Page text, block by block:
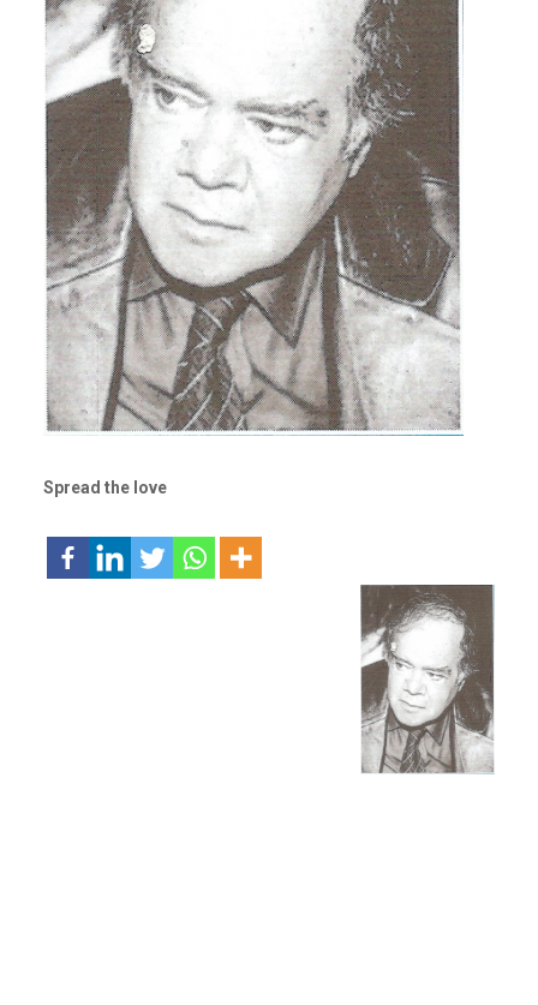
Spread the love